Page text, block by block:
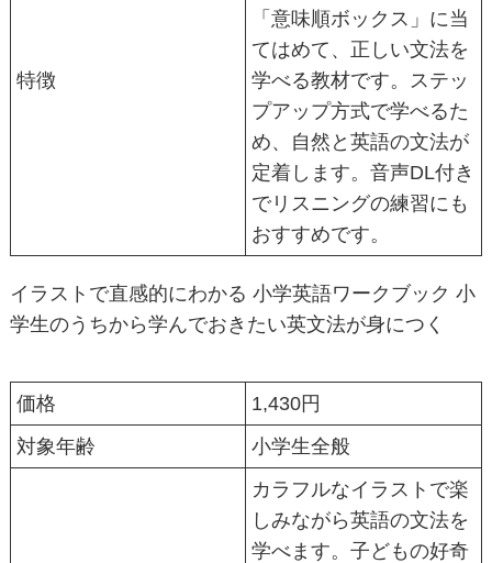
特徴
「意味順ボックス」に当
てはめて、正しい文法を
学べる教材です。ステッ
プアップ方式で学べるた
め、自然と英語の文法が
定着します。音声DL付き
でリスニングの練習にも
おすすめです。
イラストで直感的にわかる 小学英語ワークブック 小
学生のうちから学んでおきたい英文法が身につく
価格
1,430円
対象年齢
小学生全般
カラフルなイラストで楽
しみながら英語の文法を
学べます。子どもの好奇